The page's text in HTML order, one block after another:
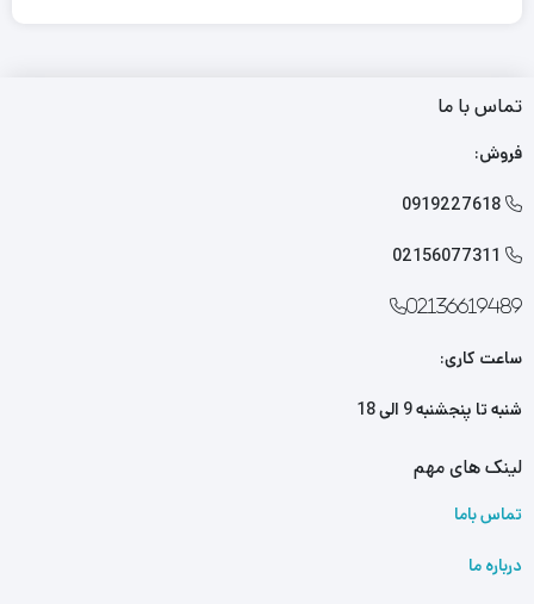
همچنین می توانید علاوه بر خرید دسته موتور چپ ام وی ام 315، سایر
لوازم یدکی ام وی ام 315
تماس با ما
فروش:

0919227618

02156077311
02136619489
ساعت کاری:
شنبه تا پنجشنبه 9 الی 18
لینک های مهم
تماس باما
درباره ما